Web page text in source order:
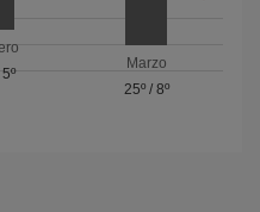
5º
Marzo
25º/ 8º